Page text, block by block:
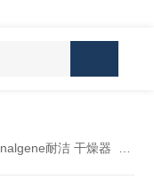
nalgene耐洁 干燥器